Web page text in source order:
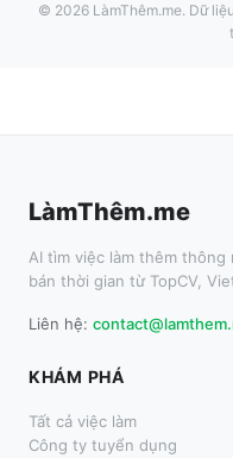
© 2026 LàmThêm.me. Dữ
LàmThêm.me
AI tìm việc làm thêm
bán thời gian từ TopCV,
Liên hệ:
KHÁM PHÁ
Tất cả việc làm
Công ty tuyển dụng